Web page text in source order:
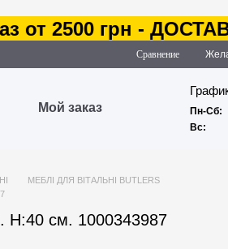
от 2500 грн -
Сравнение
Мой заказ Пн-Сб:
Вс:
МЕБЛІ ДЛЯ ВІТАЛЬНІ BUTLERS
H:40 см. 1000343987